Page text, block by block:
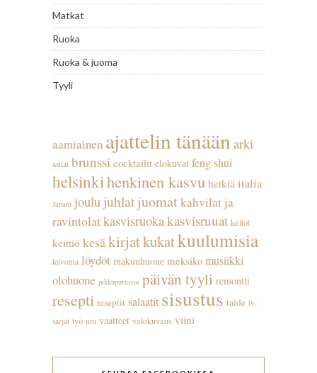
Matkat
Ruoka
Ruoka & juoma
Tyyli
aamiainen ajattelin tänään arki
astiat brunssi cocktailit elokuvat feng shui
helsinkihenkinen kasvu hetkiä italia
Japani joulu juhlatjuomatkahvilat ja
ravintolatkasvisruokakasvisruuat keitot
keittiö kesä kirjatkukatkuulumisia
leivonta löydöt makuuhuone meksiko musiikki
olohuone pikkupurtavat päivän tyyli remontti
resepti reseptit salaatit sisustus taide tv-
sarjat työ uni vaatteet valokuvaus viini